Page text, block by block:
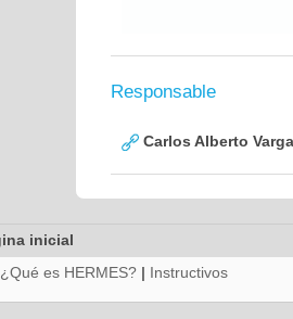
Responsable
Carlos Alberto
inicial
¿Qué es HERMES? | Instructivos